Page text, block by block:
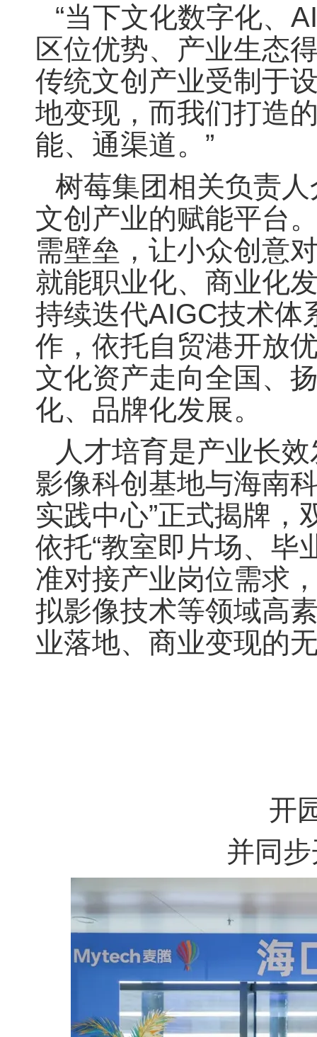
“当下文化数字化、
区位优势、产业生态
传统文创产业受制于
地变现，而我们打造
能、通渠道。”
树莓集团相关负责
文创产业的赋能平台
需壁垒，让小众创意
就能职业化、商业化
持续迭代AIGC技术体
作，依托自贸港开放
文化资产走向全国、
化、品牌化发展。
人才培育是产业长
影像科创基地与海南
实践中心”正式揭牌，
依托“教室即片场、毕
准对接产业岗位需求
拟影像技术等领域高
业落地、商业变现的
开
并同